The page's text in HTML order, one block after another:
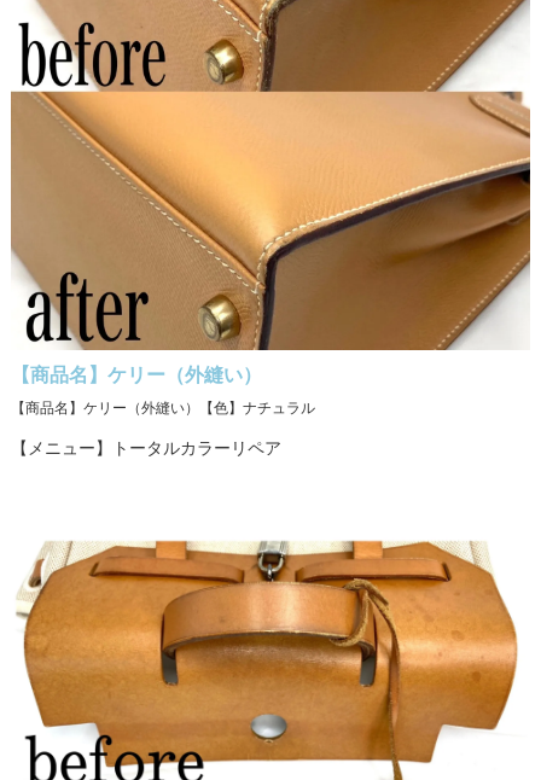
【商品名】ケリー（外縫い）
【商品名】ケリー（外縫い）【色】ナチュラル
【メニュー】トータルカラーリペア